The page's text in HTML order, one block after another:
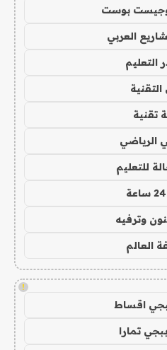
وجيست بوست
العربي
التعليم
تقنية
الرياضي
للتعليم
وترفيه
العالم
!
اقساط
تمارا